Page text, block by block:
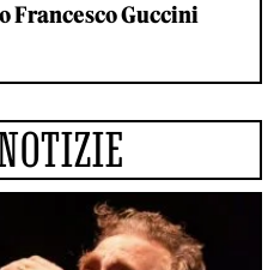
Francesco Guccini